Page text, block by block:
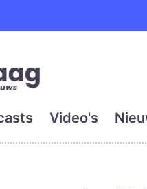
krant
Video's